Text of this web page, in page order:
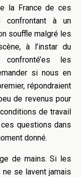
la France de ces
confrontant à un
souffle malgré les
à l’instar du
les
si nous en
répondraient
de revenus pour
de travail
questions dans
donné.
de mains. Si les
ne se lavent jamais